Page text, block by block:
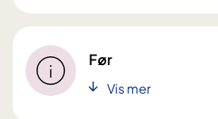
Før
Vis mer